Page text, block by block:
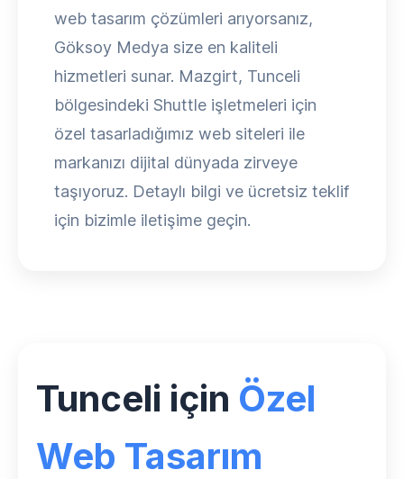
web tasarım çözümleri arıyorsanız,
Göksoy Medya size en kaliteli
hizmetleri sunar. Mazgirt, Tunceli
bölgesindeki Shuttle işletmeleri için
özel tasarladığımız web siteleri ile
markanızı dijital dünyada zirveye
taşıyoruz. Detaylı bilgi ve ücretsiz teklif
için bizimle iletişime geçin.
Tunceli için Özel
Web Tasarım